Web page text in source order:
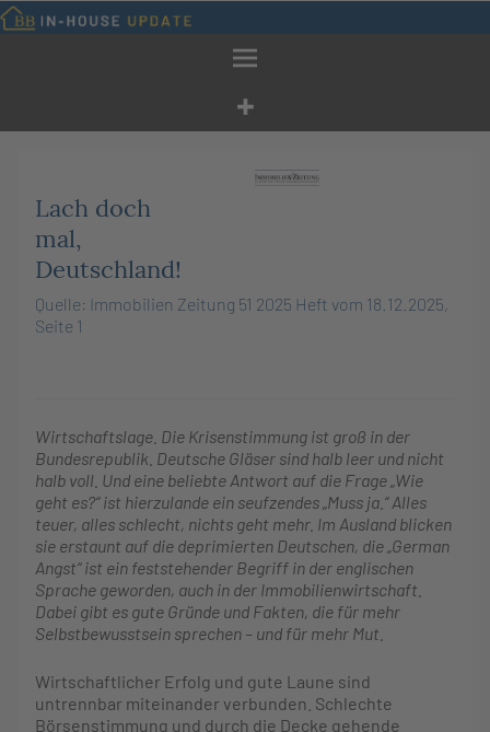
Zum
Inhalt
Lach doch
mal,
Deutschland!
Quelle: Immobilien Zeitung 51 2025 Heft vom 18.12.2025,
Seite 1
Wirtschaftslage. Die Krisenstimmung ist groß in der
Bundesrepublik. Deutsche Gläser sind halb leer und nicht
halb voll. Und eine beliebte Antwort auf die Frage „Wie
geht es?“ ist hierzulande ein seufzendes „Muss ja.“ Alles
teuer, alles schlecht, nichts geht mehr. Im Ausland blicken
sie erstaunt auf die deprimierten Deutschen, die „German
Angst“ ist ein feststehender Begriff in der englischen
Sprache geworden, auch in der Immobilienwirtschaft.
Dabei gibt es gute Gründe und Fakten, die für mehr
Selbstbewusstsein sprechen – und für mehr Mut.
Wirtschaftlicher Erfolg und gute Laune sind
untrennbar miteinander verbunden. Schlechte
Börsenstimmung und durch die Decke gehende